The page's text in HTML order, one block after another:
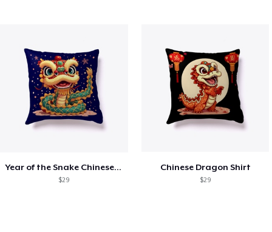
Year of the Snake Chinese New Year
$29
Chinese Dragon Shirt
$29